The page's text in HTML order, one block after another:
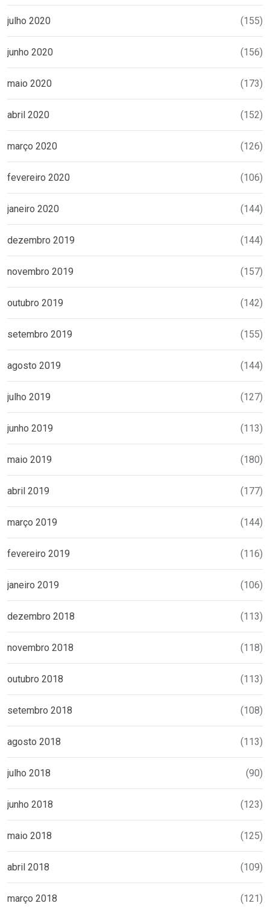
julho 2020 (155)
junho 2020 (156)
maio 2020 (173)
abril 2020 (152)
março 2020 (126)
fevereiro 2020 (106)
janeiro 2020 (144)
dezembro 2019 (144)
novembro 2019 (157)
outubro 2019 (142)
setembro 2019 (155)
agosto 2019 (144)
julho 2019 (127)
junho 2019 (113)
maio 2019 (180)
abril 2019 (177)
março 2019 (144)
fevereiro 2019 (116)
janeiro 2019 (106)
dezembro 2018 (113)
novembro 2018 (118)
outubro 2018 (113)
setembro 2018 (108)
agosto 2018 (113)
julho 2018 (90)
junho 2018 (123)
maio 2018 (125)
abril 2018 (109)
março 2018 (121)